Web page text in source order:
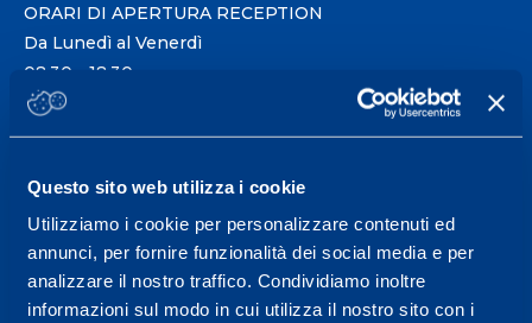
Questo sito web utilizza i cookie
Utilizziamo i cookie per personalizzare contenuti ed
annunci, per fornire funzionalità dei social media e per
analizzare il nostro traffico. Condividiamo inoltre
informazioni sul modo in cui utilizza il nostro sito con i
ORARI DI APERTURA RECEPTION
Da Lunedì al Venerdì
08.30 - 18.30
Centro servizi per l'alta
prestazione ed il
wellness.
Maggiori informazioni